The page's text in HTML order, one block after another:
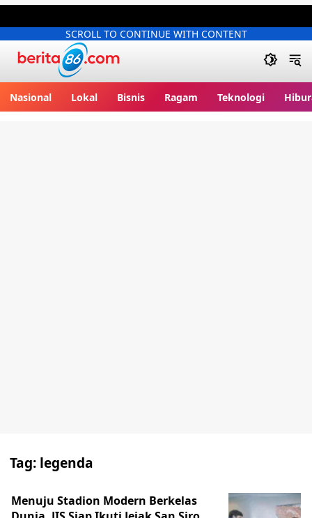
SCROLL TO CONTINUE WITH CONTENT
Nasional Lokal Bisnis Ragam Teknologi
Tag: legenda
Menuju Stadion Modern Berkelas